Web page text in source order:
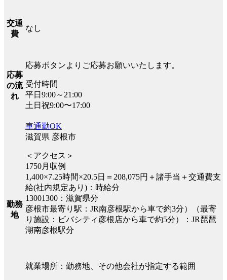
交通
費
なし
応募
の流
れ
応募ボタンよりご応募お願いいたします。
受付時間
平日9:00～21:00
土日祝9:00〜17:00
勤務
地
車通勤OK
滋賀県 彦根市
＜アクセス＞
1750月収例
1,400×7.25時間×20.5日＝208,075円＋諸手当＋交通費支
給(社内規定あり)：時給分
13001300：滋賀県分
彦根市最寄り駅：JR南彦根駅から車で約3分）（最寄
り施設：ビバシティ彦根店から車で約5分）：JR琵琶
湖南彦根駅分
就業場所：勤務地、その他会社が指定する範囲